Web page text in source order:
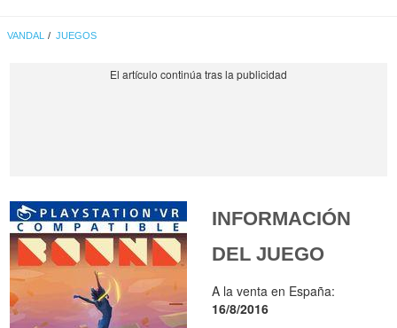
VANDAL JUEGOS
INFORMACIÓN
DEL JUEGO
A la venta en España:
16/8/2016